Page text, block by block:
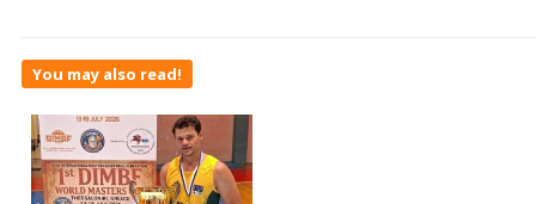
You may also read!